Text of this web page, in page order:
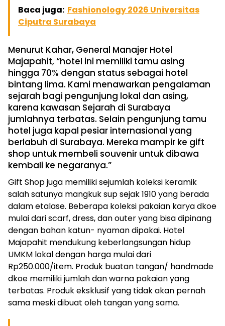
Baca juga: Fashionology 2026 Universitas
Ciputra Surabaya
Menurut Kahar, General Manajer Hotel
Majapahit, “hotel ini memiliki tamu asing
hingga 70% dengan status sebagai hotel
bintang lima. Kami menawarkan pengalaman
sejarah bagi pengunjung lokal dan asing,
karena kawasan Sejarah di Surabaya
jumlahnya terbatas. Selain pengunjung tamu
hotel juga kapal pesiar internasional yang
berlabuh di Surabaya. Mereka mampir ke gift
shop untuk membeli souvenir untuk dibawa
kembali ke negaranya.”
Gift Shop juga memiliki sejumlah koleksi keramik
salah satunya mangkuk sup sejak 1910 yang berada
dalam etalase. Beberapa koleksi pakaian karya dkoe
mulai dari scarf, dress, dan outer yang bisa dipinang
dengan bahan katun- nyaman dipakai. Hotel
Majapahit mendukung keberlangsungan hidup
UMKM lokal dengan harga mulai dari
Rp250.000/item. Produk buatan tangan/ handmade
dkoe memiliki jumlah dan warna pakaian yang
terbatas. Produk eksklusif yang tidak akan pernah
sama meski dibuat oleh tangan yang sama.